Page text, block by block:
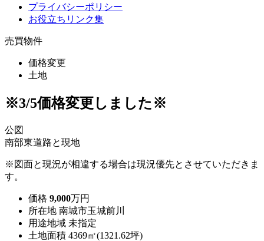
プライバシーポリシー
お役立ちリンク集
売買物件
価格変更
土地
※3/5価格変更しました※
公図
南部東道路と現地
※図面と現況が相違する場合は現況優先とさせていただきま
す。
価格 9,000万円
所在地 南城市玉城前川
用途地域 未指定
土地面積 4369㎡(1321.62坪)